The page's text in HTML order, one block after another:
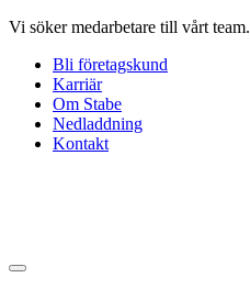
Hoppa
innehåll
Vi söker medarbetare till vårt team.
Bli företagskund
Karriär
Om Stabe
Nedladdning
Kontakt